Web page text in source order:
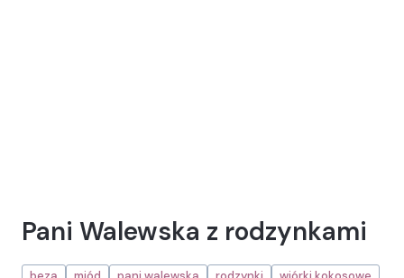
Pani Walewska z rodzynkami